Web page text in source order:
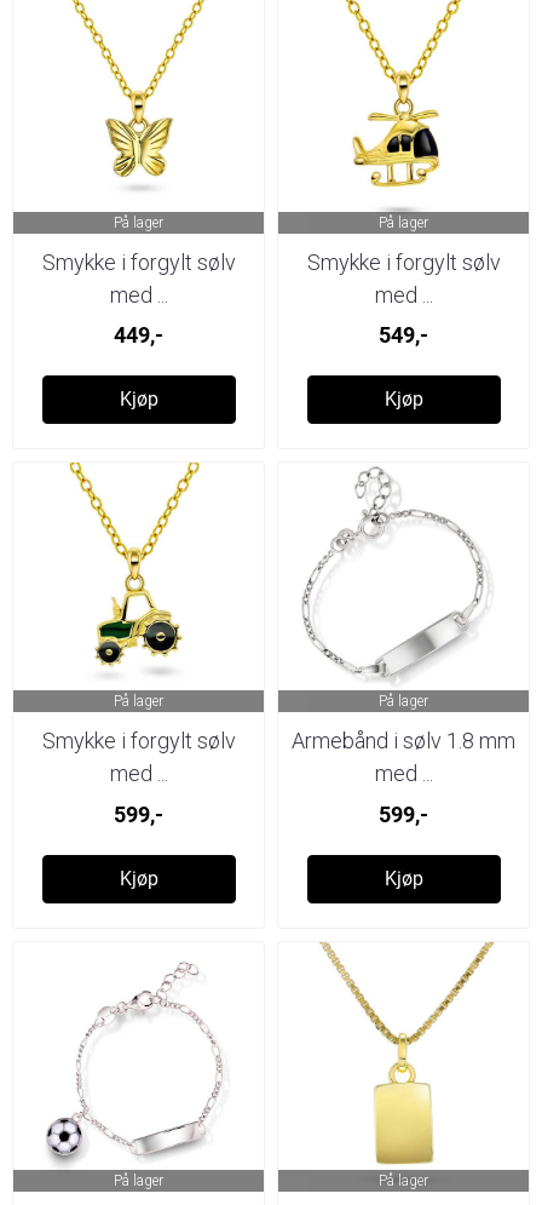
På lager
Smykke i forgylt sølv
med ...
449,-
Kjøp
På lager
Smykke i forgylt sølv
med ...
549,-
Kjøp
På lager
Smykke i forgylt sølv
med ...
599,-
Kjøp
På lager
Armebånd i sølv 1.8 mm
med ...
599,-
Kjøp
På lager På lager